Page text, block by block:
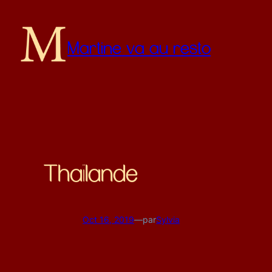
Martine va au resto
Thaïlande
Oct 16, 2019—parSylvia